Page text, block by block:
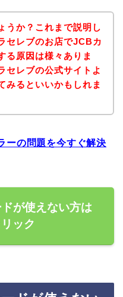
うか？これまで説明し
セレブのお店でJCBカ
る原因は様々ありま
セレブの公式サイトよ
みるといいかもしれま
ーの問題を今すぐ解決
が使えない方は
ック